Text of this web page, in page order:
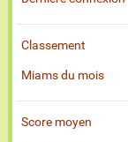
Classement
Miams du mois
Score moyen